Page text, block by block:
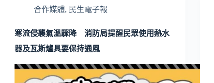
合作媒體, 民生電子報
寒流侵襲氣溫驟降 消防局提醒民眾使用熱水
器及瓦斯爐具要保持通風